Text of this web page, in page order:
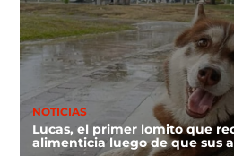
NOTICIAS
Lucas, el primer lomito que
alimenticia luego de que sus